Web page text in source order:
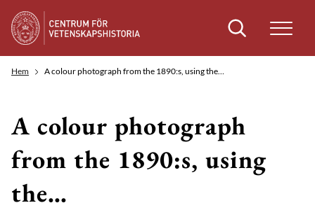
Sök
Hem A colour photograph from the 1890:s, using the…
A colour photograph
from the 1890:s, using
the…